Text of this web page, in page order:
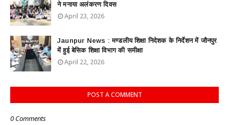
ने मनाया अलंकरण दिवस
April 23, 2026
Jaunpur News : ​मण्डलीय शिक्षा निदेशक के निर्देशन में जौनपुर
में हुई बेसिक शिक्षा विभाग की समीक्षा
April 22, 2026
POST A COMMENT
0 Comments